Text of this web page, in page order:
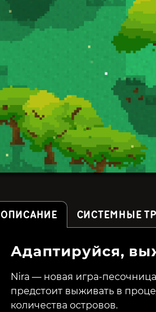
50%
Above Snakes
299₽
ОПИСАНИЕ СИСТЕМНЫЕ
Адаптируйся,
Nira — новая игра-
предстоит выживать в
количества островов.